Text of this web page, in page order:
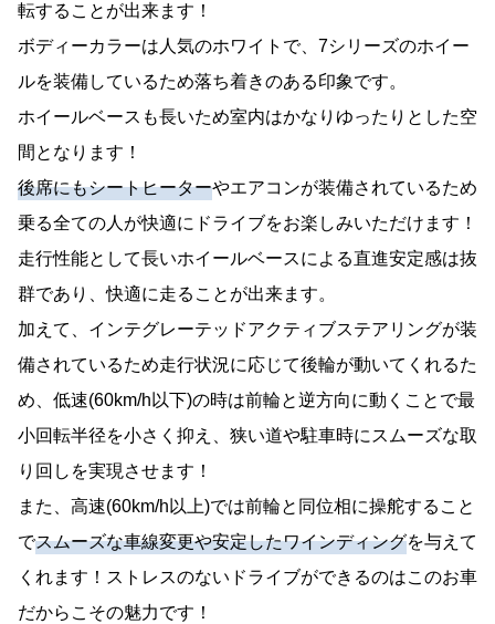
転することが出来ます！
ボディーカラーは人気のホワイトで、7シリーズのホイー
ルを装備しているため落ち着きのある印象です。
ホイールベースも長いため室内はかなりゆったりとした空
間となります！
後席にもシートヒーターやエアコンが装備されているため
乗る全ての人が快適にドライブをお楽しみいただけます！
走行性能として長いホイールベースによる直進安定感は抜
群であり、快適に走ることが出来ます。
加えて、インテグレーテッドアクティブステアリングが装
備されているため走行状況に応じて後輪が動いてくれるた
め、低速(60km/h以下)の時は前輪と逆方向に動くことで最
小回転半径を小さく抑え、狭い道や駐車時にスムーズな取
り回しを実現させます！
また、高速(60km/h以上)では前輪と同位相に操舵すること
でスムーズな車線変更や安定したワインディングを与えて
くれます！ストレスのないドライブができるのはこのお車
だからこその魅力です！